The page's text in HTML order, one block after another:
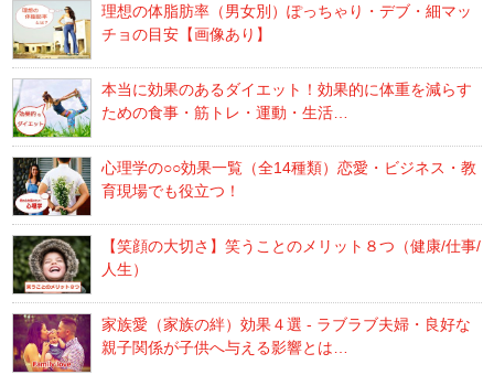
理想の体脂肪率（男女別）ぽっちゃり・デブ・細マッ
チョの目安【画像あり】
本当に効果のあるダイエット！効果的に体重を減らす
ための食事・筋トレ・運動・生活…
心理学の○○効果一覧（全14種類）恋愛・ビジネス・教
育現場でも役立つ！
【笑顔の大切さ】笑うことのメリット８つ（健康/仕事/
人生）
家族愛（家族の絆）効果４選 - ラブラブ夫婦・良好な
親子関係が子供へ与える影響とは…